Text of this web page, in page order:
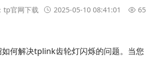
tp官网下载 2025-05-10 08:41:01
65
何解决tplink齿轮灯闪烁的问题。当您